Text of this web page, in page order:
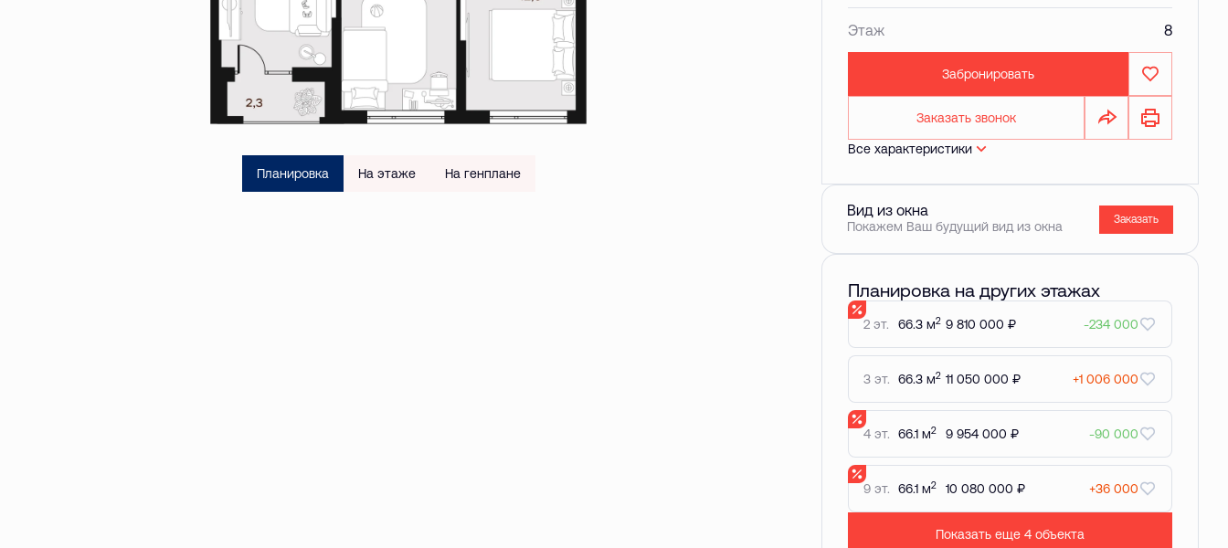
Планировка На этаже На генплане
Этаж 8
Забронировать
Заказать звонок
Все характеристики
Вид из окна
Покажем Ваш будущий вид из окна
Заказать
Планировка на других этажах
2 эт. 66.3 м2 9 810 000 ₽ -234 000
3 эт. 66.3 м2 11 050 000 ₽ +1 006 000
4 эт. 66.1 м2 9 954 000 ₽ -90 000
9 эт. 66.1 м2 10 080 000 ₽ +36 000
Показать еще 4 объектa